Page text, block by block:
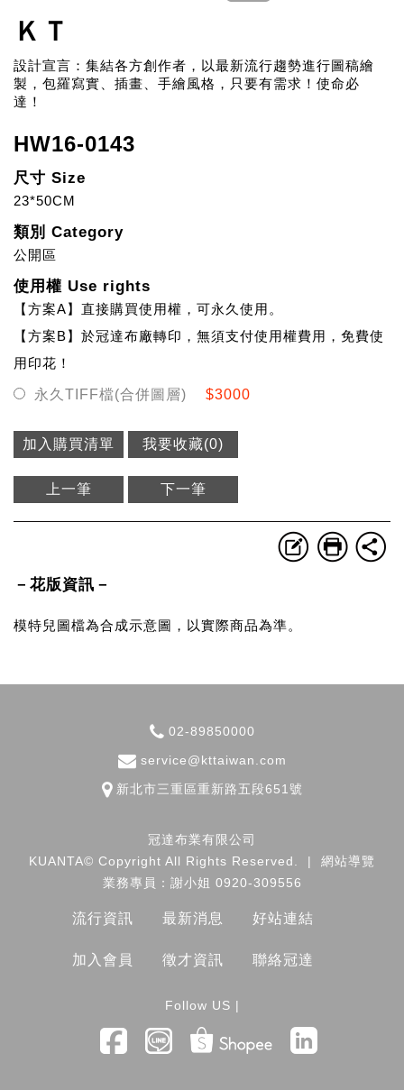
ＫＴ
設計宣言：集結各方創作者，以最新流行趨勢進行圖稿繪
製，包羅寫實、插畫、手繪風格，只要有需求！使命必
達！
HW16-0143
尺寸 Size
23*50CM
類別 Category
公開區
使用權 Use rights
【方案A】直接購買使用權，可永久使用。
【方案B】於冠達布廠轉印，無須支付使用權費用，免費使
用印花！
永久TIFF檔(合併圖層) $3000
加入購買清單 我要收藏(0)
上一筆 下一筆
－花版資訊－
模特兒圖檔為合成示意圖，以實際商品為準。
02-89850000
service@kttaiwan.com
新北市三重區重新路五段651號
冠達布業有限公司
KUANTA© Copyright All Rights Reserved.
| 網站導覽
業務專員：謝小姐 0920-309556
流行資訊 最新消息 好站連結
加入會員 徵才資訊 聯絡冠達
Follow US |